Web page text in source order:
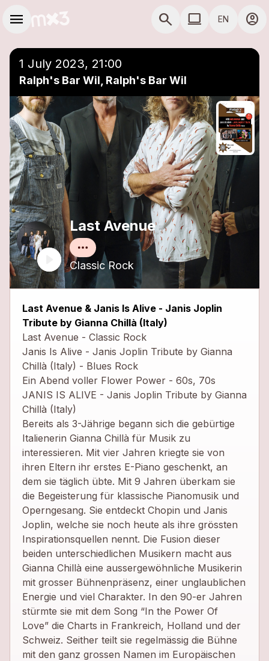
menu search COMPUTER USE
computer EN account_circle
close
1 July 2023, 21:00
Ralph's Bar Wil, Ralph's Bar Wil
Last Avenue
Classic Rock
Last Avenue & Janis Is Alive - Janis Joplin
Tribute by Gianna Chillà (Italy)
Last Avenue - Classic Rock
Janis Is Alive - Janis Joplin Tribute by Gianna
Chillà (Italy) - Blues Rock
Ein Abend voller Flower Power - 60s, 70s
JANIS IS ALIVE - Janis Joplin Tribute by Gianna
Chillà (Italy)
Bereits als 3-Jährige begann sich die gebürtige
Italienerin Gianna Chillà für Musik zu
interessieren. Mit vier Jahren kriegte sie von
ihren Eltern ihr erstes E-Piano geschenkt, an
dem sie täglich übte. Mit 9 Jahren überkam sie
die Begeisterung für klassische Pianomusik und
Operngesang. Sie entdeckt Chopin und Janis
Joplin, welche sie noch heute als ihre grössten
Inspirationsquellen nennt. Die Fusion dieser
beiden unterschiedlichen Musikern macht aus
Gianna Chillà eine aussergewöhnliche Musikerin
mit grosser Bühnenpräsenz, einer unglaublichen
Energie und viel Charakter. In den 90-er Jahren
stürmte sie mit dem Song “In the Power Of
Love” die Charts in Frankreich, Holland und der
Schweiz. Seither teilt sie regelmässig die Bühne
mit den ganz grossen Namen im Europäischen
Add to a playlist close